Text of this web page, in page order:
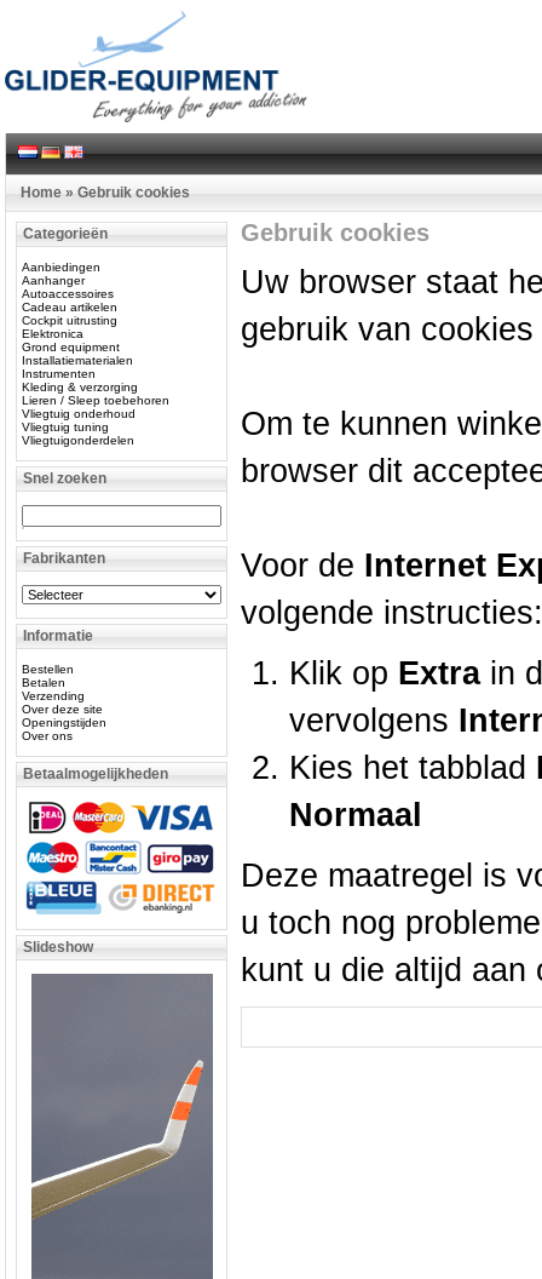
Home » Gebruik cookies
Categorieën
Aanbiedingen
Aanhanger
Autoaccessoires
Cadeau artikelen
Cockpit uitrusting
Elektronica
Grond equipment
Installatiematerialen
Instrumenten
Kleding & verzorging
Lieren / Sleep toebehoren
Vliegtuig onderhoud
Vliegtuig tuning
Vliegtuigonderdelen
Snel zoeken
Fabrikanten
Informatie
Bestellen
Betalen
Verzending
Over deze site
Openingstijden
Over ons
Betaalmogelijkheden
Slideshow
Gebruik cookies
Uw browser staat
gebruik van
Om te kunnen
browser dit
Voor de Internet
volgende instructies:
Klik op Extrain
vervolgens
Kies het tabblad
Normaal
Deze maatregel is
u toch nog
kunt u die altijd aan